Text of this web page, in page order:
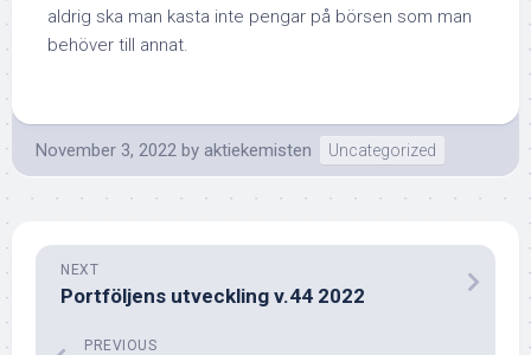
aldrig ska man kasta inte pengar på börsen som man
behöver till annat.
November 3, 2022 by aktiekemisten Uncategorized
NEXT
Portföljens utveckling v.44 2022
PREVIOUS